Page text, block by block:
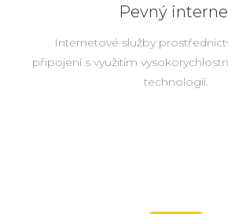
Pevný
Internetové služby
připojení s využitím
technologií.